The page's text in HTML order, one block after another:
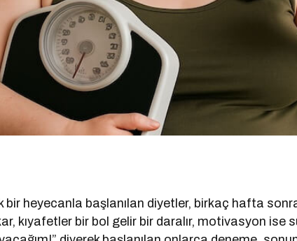
heyecanla başlanılan diyetler, birkaç hafta sonra
kıyafetler bir bol gelir bir daralır, motivasyon ise